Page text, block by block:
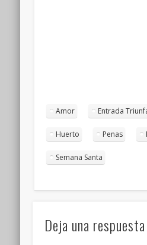
Amor Entrada
Huerto Penas
Semana Santa
Deja una respuesta